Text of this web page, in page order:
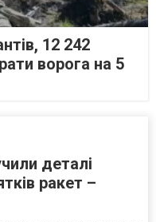
12 242
ворога на 5
деталі
ракет –